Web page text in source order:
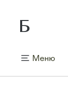
Меню